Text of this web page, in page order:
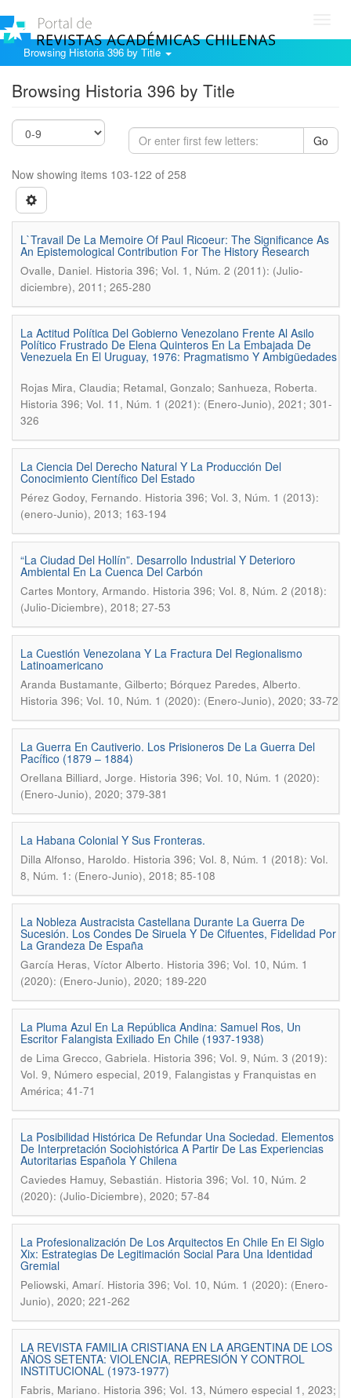
Browsing Historia 396 by Title
Browsing Historia 396 by Title
Go
Now showing items 103-122 of 258
L`Travail De La Memoire Of Paul Ricoeur: The Significance As
An Epistemological Contribution For The History Research
Ovalle, Daniel. Historia 396; Vol. 1, Núm. 2 (2011): (Julio-
diciembre), 2011; 265-280
La Actitud Política Del Gobierno Venezolano Frente Al Asilo
Político Frustrado De Elena Quinteros En La Embajada De
Venezuela En El Uruguay, 1976: Pragmatismo Y Ambigüedades
Rojas Mira, Claudia; Retamal, Gonzalo; Sanhueza, Roberta.
Historia 396; Vol. 11, Núm. 1 (2021): (Enero-Junio), 2021; 301-
326
La Ciencia Del Derecho Natural Y La Producción Del
Conocimiento Científico Del Estado
Pérez Godoy, Fernando. Historia 396; Vol. 3, Núm. 1 (2013):
(enero-Junio), 2013; 163-194
“La Ciudad Del Hollín”. Desarrollo Industrial Y Deterioro
Ambiental En La Cuenca Del Carbón
Cartes Montory, Armando. Historia 396; Vol. 8, Núm. 2 (2018):
(Julio-Diciembre), 2018; 27-53
La Cuestión Venezolana Y La Fractura Del Regionalismo
Latinoamericano
Aranda Bustamante, Gilberto; Bórquez Paredes, Alberto.
Historia 396; Vol. 10, Núm. 1 (2020): (Enero-Junio), 2020; 33-72
La Guerra En Cautiverio. Los Prisioneros De La Guerra Del
Pacífico (1879 – 1884)
Orellana Billiard, Jorge. Historia 396; Vol. 10, Núm. 1 (2020):
(Enero-Junio), 2020; 379-381
La Habana Colonial Y Sus Fronteras.
Dilla Alfonso, Haroldo. Historia 396; Vol. 8, Núm. 1 (2018): Vol.
8, Núm. 1: (Enero-Junio), 2018; 85-108
La Nobleza Austracista Castellana Durante La Guerra De
Sucesión. Los Condes De Siruela Y De Cifuentes, Fidelidad Por
La Grandeza De España
García Heras, Víctor Alberto. Historia 396; Vol. 10, Núm. 1
(2020): (Enero-Junio), 2020; 189-220
La Pluma Azul En La República Andina: Samuel Ros, Un
Escritor Falangista Exiliado En Chile (1937-1938)
de Lima Grecco, Gabriela. Historia 396; Vol. 9, Núm. 3 (2019):
Vol. 9, Número especial, 2019, Falangistas y Franquistas en
América; 41-71
La Posibilidad Histórica De Refundar Una Sociedad. Elementos
De Interpretación Sociohistórica A Partir De Las Experiencias
Autoritarias Española Y Chilena
Caviedes Hamuy, Sebastián. Historia 396; Vol. 10, Núm. 2
(2020): (Julio-Diciembre), 2020; 57-84
La Profesionalización De Los Arquitectos En Chile En El Siglo
Xix: Estrategias De Legitimación Social Para Una Identidad
Gremial
Peliowski, Amarí. Historia 396; Vol. 10, Núm. 1 (2020): (Enero-
Junio), 2020; 221-262
LA REVISTA FAMILIA CRISTIANA EN LA ARGENTINA DE LOS
AÑOS SETENTA: VIOLENCIA, REPRESIÓN Y CONTROL
INSTITUCIONAL (1973-1977)
Fabris, Mariano. Historia 396; Vol. 13, Número especial 1, 2023;